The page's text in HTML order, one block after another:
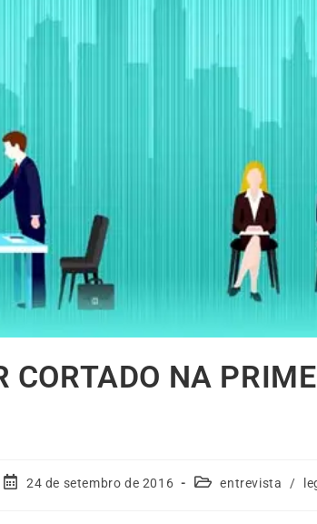
CORTADO NA
24 de setembro de 2016 entrevista /